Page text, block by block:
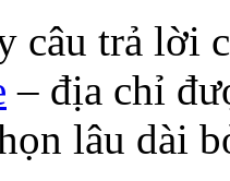
câu trả lời
– địa chỉ
lâu dài